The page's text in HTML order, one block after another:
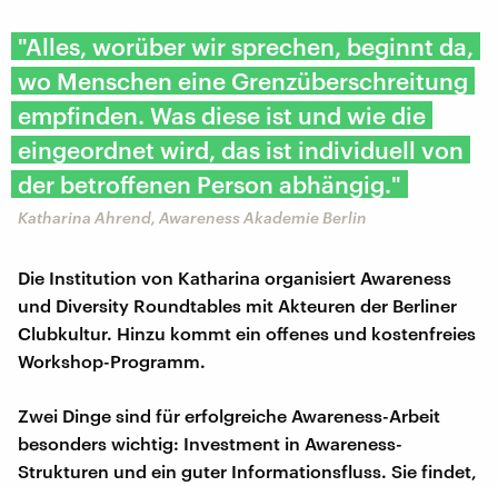
"Alles, worüber wir sprechen, beginnt da,
wo Menschen eine Grenzüberschreitung
empfinden. Was diese ist und wie die
eingeordnet wird, das ist individuell von
der betroffenen Person abhängig."
Katharina Ahrend, Awareness Akademie Berlin
Die Institution von Katharina organisiert Awareness
und Diversity Roundtables mit Akteuren der Berliner
Clubkultur. Hinzu kommt ein offenes und kostenfreies
Workshop-Programm.
Zwei Dinge sind für erfolgreiche Awareness-Arbeit
besonders wichtig: Investment in Awareness-
Strukturen und ein guter Informationsfluss. Sie findet,